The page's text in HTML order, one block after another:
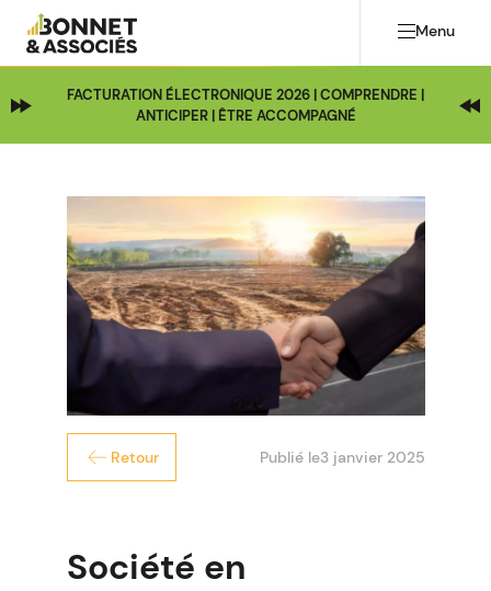
Menu
FACTURATION ÉLECTRONIQUE 2026 | COMPRENDRE |
ANTICIPER | ÊTRE ACCOMPAGNÉ
Retour Publié le3 janvier 2025
Société en